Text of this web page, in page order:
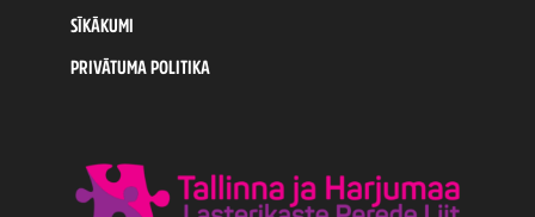
SĪKĀKUMI
PRIVĀTUMA POLITIKA